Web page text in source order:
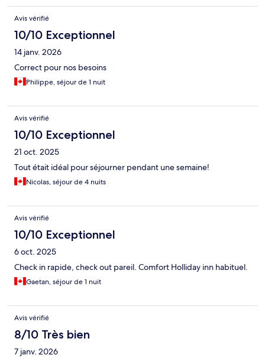
Avis vérifié
10/10 Exceptionnel
14 janv. 2026
Correct pour nos besoins
Philippe, séjour de 1 nuit
Avis vérifié
10/10 Exceptionnel
21 oct. 2025
Tout était idéal pour séjourner pendant une semaine!
Nicolas, séjour de 4 nuits
Avis vérifié
10/10 Exceptionnel
6 oct. 2025
Check in rapide, check out pareil. Comfort Holliday inn habituel.
Gaetan, séjour de 1 nuit
Avis vérifié
8/10 Très bien
7 janv. 2026